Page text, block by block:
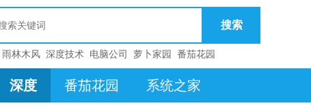
搜索
雨林木风 深度技术 电脑公司 萝卜家园 番茄花园
深度 番茄花园 系统之家